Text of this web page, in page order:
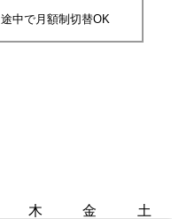
途中で月額制切替OK
木 金 土